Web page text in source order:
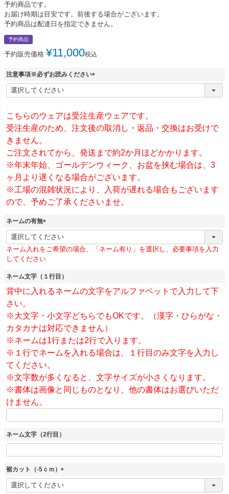
予約商品です。
お届け時期は目安です。前後する場合がございます。
予約商品は配達日を指定できません。
予約商品
予約販売価格 ¥11,000税込
注意事項※必ずお読みください
(
)
こちらのウェアは受注生産ウェアです。
受注生産のため、注文後の取消し・返品・交換はお受けで
きません。
ご注文されてから、発送まで約2か月ほどかかります。
※年末年始、ゴールデンウィーク、お盆を挟む場合は、3
ヶ月より遅くなる場合がございます。
※工場の混雑状況により、入荷が遅れる場合もございます
ので、予めご了承くださいませ。
ネームの有無
(
必
須
)
ネーム入れをご希望の場合、「ネーム有り」を選択し、必要事項を入力
してください
ネーム文字（１行目）
背中に入れるネームの文字をアルファベットで入力して下
さい。
※大文字・小文字どちらでもOKです。（漢字・ひらがな・
カタカナは対応できません）
※ネームは1行または2行で入ります。
※１行でネームを入れる場合は、１行目のみ文字を入力し
てください。
※文字数が多くなると、文字サイズが小さくなります。
※書体は画像と同じものとなり、他の書体はお選びいただ
けません。
ネーム文字（2行目）
裾カット（-5ｃｍ）
(